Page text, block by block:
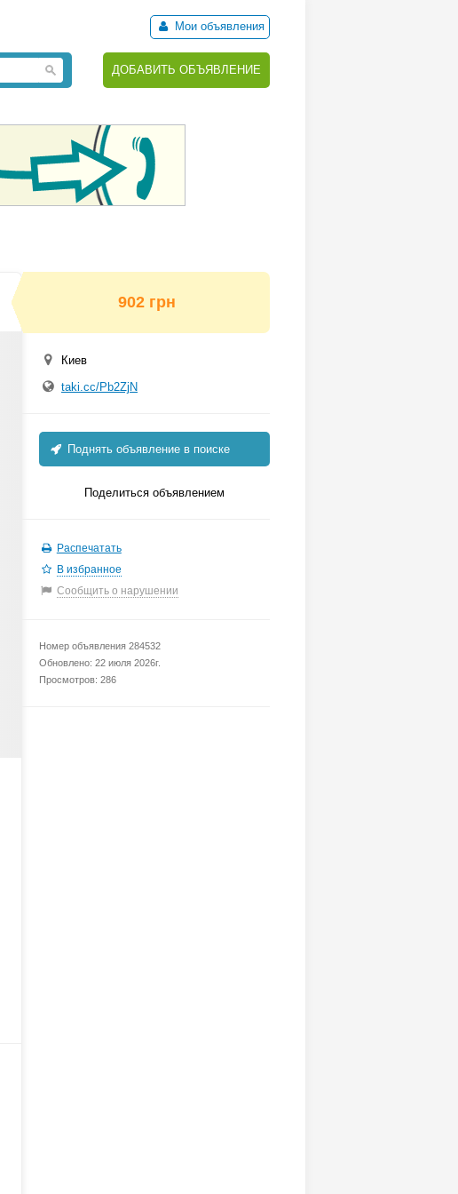
Мои объявления
ДОБАВИТЬ ОБЪЯВЛЕНИЕ
902 грн
Киев
taki.cc/Pb2ZjN
Поднять объявление в поиске
Поделиться объявлением
Распечатать
В избранное
Сообщить о нарушении
Номер объявления 284532
Обновлено: 22 июля 2026г.
Просмотров: 286